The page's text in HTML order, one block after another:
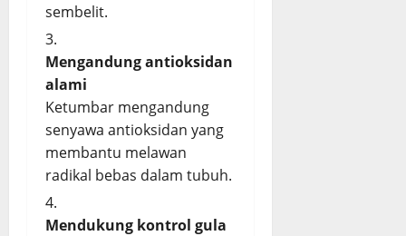
sembelit.
Mengandung antioksidan
alami
Ketumbar mengandung
senyawa antioksidan yang
membantu melawan
radikal bebas dalam tubuh.
Mendukung kontrol gula